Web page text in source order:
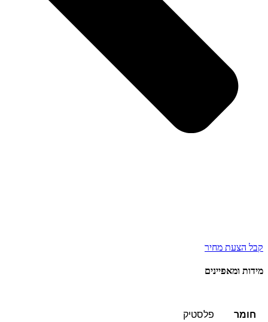
קבל הצעת מחיר
מידות ומאפיינים
חומר פלסטיק